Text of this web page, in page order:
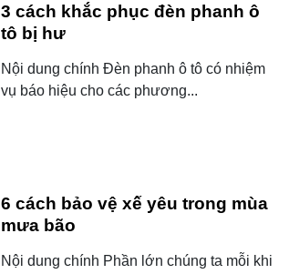
3 cách khắc phục đèn phanh ô
tô bị hư
Nội dung chính Đèn phanh ô tô có nhiệm
vụ báo hiệu cho các phương...
6 cách bảo vệ xế yêu trong mùa
mưa bão
Nội dung chính Phần lớn chúng ta mỗi khi